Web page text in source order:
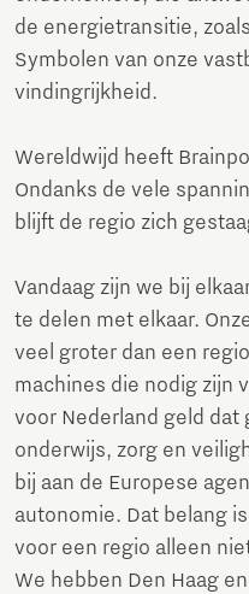
de energietransitie,
Symbolen van onze
vindingrijkheid.
Wereldwijd heeft
Ondanks de vele
blijft de regio zich
Vandaag zijn we bij
te delen met elkaar.
veel groter dan een
machines die nodig zijn
voor Nederland geld
onderwijs, zorg en
bij aan de Europese
autonomie. Dat belang
voor een regio alleen
We hebben Den Haag